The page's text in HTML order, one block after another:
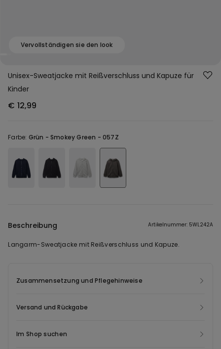
Vervollständigen sie den look
Unisex-Sweatjacke mit Reißverschluss und Kapuze für
Kinder
€ 12,99
Farbe: Grün -Smokey Green - 057Z
Beschreibung Artikelnummer: 5WL242A
Langarm-Sweatjacke mit Reißverschluss und Kapuze.
Zusammensetzung und Pflegehinweise
Versand und Rückgabe
Im Shop suchen